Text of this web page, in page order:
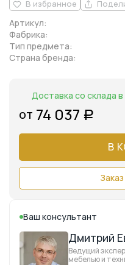
В избранное
Фабрика:
Артикул:
Тип предмета:
Страна бренда:
Доставка со склада
от 74 037 Р
В
Ваш консультант
Дмитрий
Ведущий
мебелью и